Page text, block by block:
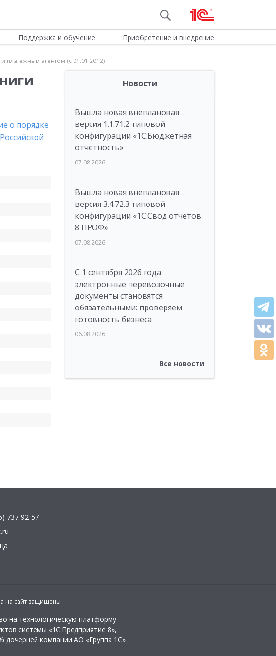
Поддержка и обучение Приобретение и внедрение
платежным агентом (с 01.01.2012)
о порядке
Новости
Вышла новая внеплановая
версия 1.1.71.2 типовой
конфигурации «1C:Бюджетная
отчетность»
07.08.2026
Вышла новая внеплановая
версия 3.4.72.3 типовой
конфигурации «1C:Свод отчетов
8 ПРОФ»
07.08.2026
С 1 сентября 2026 года
электронные перевозочные
документы становятся
обязательными: проверяем
готовность бизнеса
06.08.2026
Все новости
737-92-57
на сайт защищены
на технологическую платформу
системы «1С:Предприятие 8»,
дочерней компании АО «Группа 1С»